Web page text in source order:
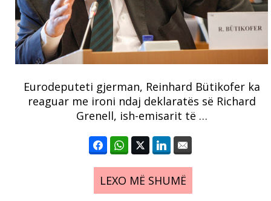
Eurodeputeti gjerman, Reinhard Bütikofer ka
reaguar me ironi ndaj deklaratës së Richard
Grenell, ish-emisarit të …
LEXO MË SHUMË